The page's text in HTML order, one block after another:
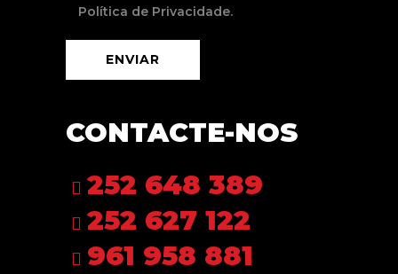
Política de Privacidade.
CONTACTE-NOS
252 648 389
252 627 122
961 958 881